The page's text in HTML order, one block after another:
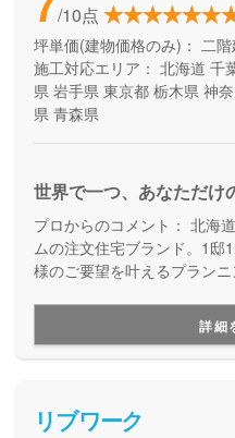
/10点
坪単価(建物価格のみ)： 二
施工対応エリア： 北海道 千
県 岩手県 東京都 栃木県 神
県 青森県
世界で一つ、あなただけ
プロからのコメント： 北海
ムの注文住宅ブランド。1邸
様のご要望を叶えるプラン
詳細
リブワーク